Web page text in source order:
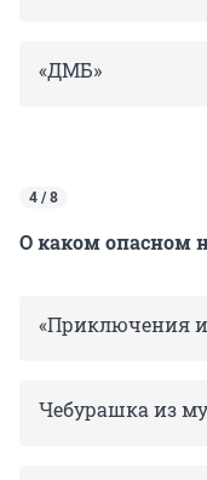
«ДМБ»
4 / 8
О каком опасном
«Приключения
Чебурашка из